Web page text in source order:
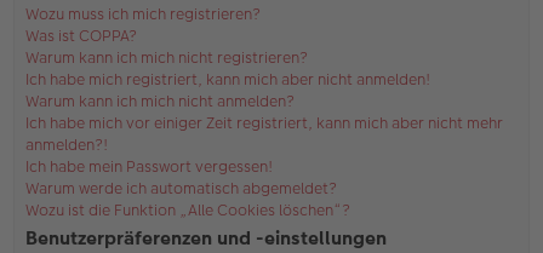
Wozu muss ich mich registrieren?
Was ist COPPA?
Warum kann ich mich nicht registrieren?
Ich habe mich registriert, kann mich aber nicht anmelden!
Warum kann ich mich nicht anmelden?
Ich habe mich vor einiger Zeit registriert, kann mich aber nicht mehr
anmelden?!
Ich habe mein Passwort vergessen!
Warum werde ich automatisch abgemeldet?
Wozu ist die Funktion „Alle Cookies löschen“?
Benutzerpräferenzen und -einstellungen